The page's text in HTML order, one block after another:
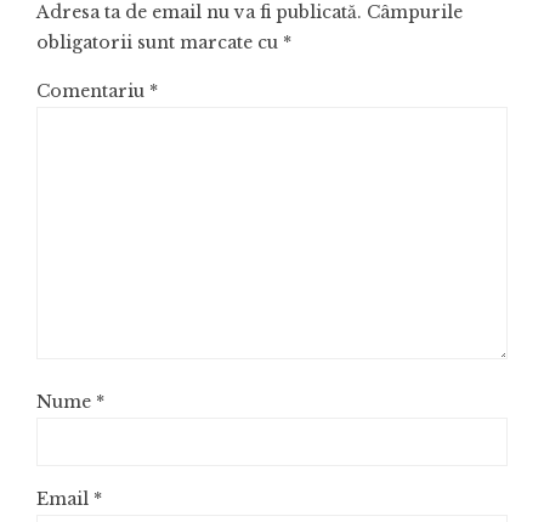
Adresa ta de email nu va fi publicată. Câmpurile
obligatorii sunt marcate cu *
Comentariu *
Nume *
Email *